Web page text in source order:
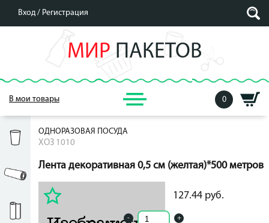
Вход / Регистрация
МИР ПАКЕТОВ
В мои товары 0
ОДНОРАЗОВАЯ ПОСУДА
ХОЗ 1010
Лента декоративная 0,5 см (желтая)*500 метров
127.44 руб.
- +